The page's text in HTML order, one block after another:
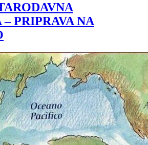
PRIPRAVA NA